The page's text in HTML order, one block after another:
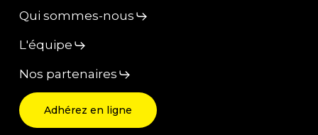
Qui sommes-nous
L'équipe
Nos partenaires
Adhérez en ligne